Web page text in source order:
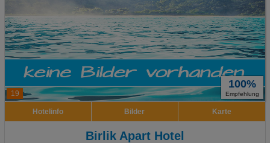
19
100%
Empfehlung
Hotelinfo Bilder Karte
Birlik Apart Hotel